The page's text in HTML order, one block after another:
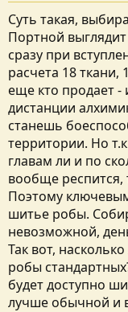
я
Суть такая,
Портной
сразу при
расчета 18 ткани,
еще кто продает -
дистанции
станешь
территории. Но
главам ли и по
вообще респится,
Поэтому
шитье робы.
невозможной,
Так вот,
робы
будет доступно
лучше обычной и